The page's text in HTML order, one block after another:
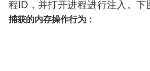
程ID，并打开进程进行注入。下
捕获的内存操作行为：